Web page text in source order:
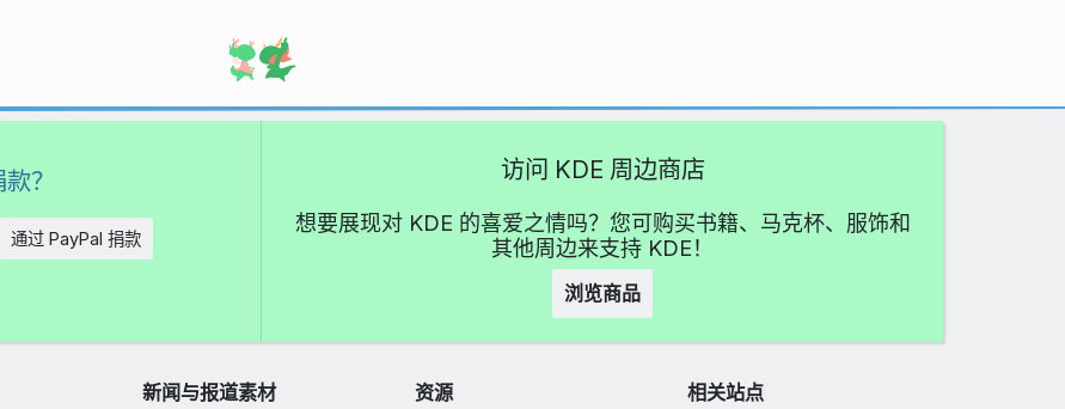
？
通过 PayPal 捐款
访问 KDE 周边商店
想要展现对 KDE 的喜爱之情吗？您可购买书籍、马克杯、服饰和
其他周边来支持 KDE！
浏览商品
新闻与报道素材 资源 相关站点